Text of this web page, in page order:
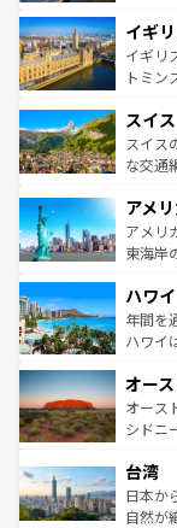
いる。
香り高
らに、
れる地
を参照
顔を持
ルリン
してラ
は、お酒
ドイツ
イギ
イギリ
トミン
リアご
ティー
戦など
ンツ一
スイス
スイス
な交通
の建物
博物館
ことが
ば市内
着のス
アメ
アメリ
東海岸
のよう
ンメン
西部に
部のニ
文化が
しみな
ならではの
情報は
ハワイ
年間を
ハワイ
ワイ島
島だが
おすす
れるお
人々、
ク、伝
オー
オース
シドニ
リアリ
ク）、
ど、見
台湾
日本か
自然が